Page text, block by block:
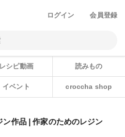
ログイン 会員登録
レシピ動画 読みもの
イベント croccha shop
作品 | 作家のためのレジン